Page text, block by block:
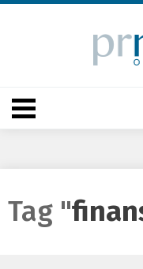
Tag "